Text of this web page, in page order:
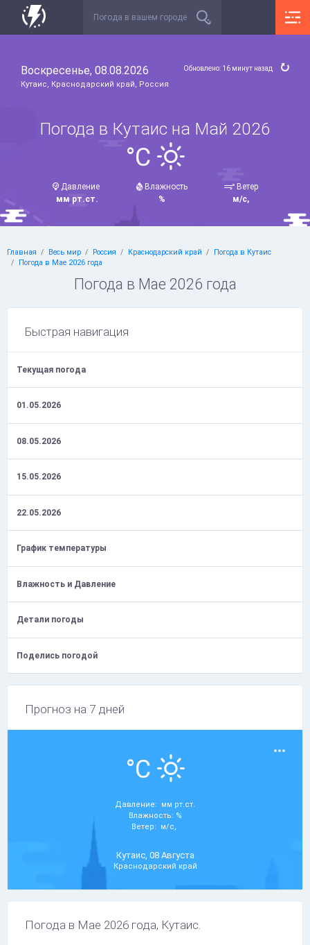
Воскресенье, 08.08.2026
Кутаис, Краснодарский край, Россия
Обновлено: 16 минут назад
Погода в Кутаис на Май 2026
°C
Давление
мм рт.ст.
Влажность
%
Ветер
м/с,
Главная Весь мир Россия Краснодарский край
Погода в Кутаис
Погода в Мае 2026 года
Погода в Мае 2026 года
Быстрая навигация
Текущая погода
01.05.2026
08.05.2026
15.05.2026
22.05.2026
График температуры
Влажность и Давление
Детали погоды
Поделись погодой
Прогноз на 7 дней
°C
Давление: мм рт.ст.
Влажность: %
Ветер: м/с,
Кутаис, 08 Августа
Краснодарский край
Погода в Мае 2026 года, Кутаис.